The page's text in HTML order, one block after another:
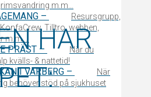
m.m…
–
Resursgrupp,
Tilltro, webben,
m.m….
PRÄST –
När du
kvälls- & nattetid!
I VARBERG –
När
behöver stöd på sjukhuset
HAR